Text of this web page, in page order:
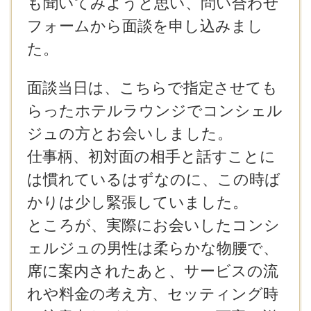
フォームから面談を申し込みまし
た。
面談当日は、こちらで指定させても
らったホテルラウンジでコンシェル
ジュの方とお会いしました。
仕事柄、初対面の相手と話すことに
は慣れているはずなのに、この時ば
かりは少し緊張していました。
ところが、実際にお会いしたコンシ
ェルジュの男性は柔らかな物腰で、
席に案内されたあと、サービスの流
れや料金の考え方、セッティング時